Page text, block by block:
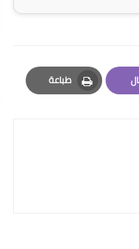
طباعة
Print